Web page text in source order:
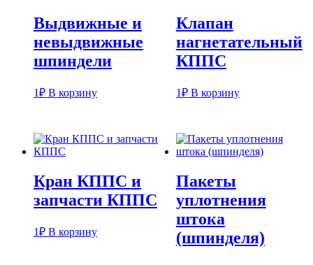
Выдвижные и
невыдвижные
шпиндели
1₽ В корзину
Клапан
нагнетательный
КППС
1₽ В корзину
Кран КППС и
запчасти КППС
1₽ В корзину
Пакеты
уплотнения
штока
(шпинделя)